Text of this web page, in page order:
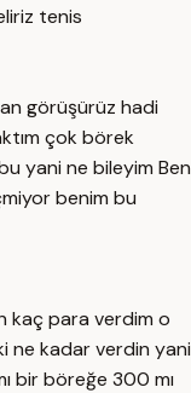
tenis
görüşürüz hadi
çok börek
yani ne bileyim Ben
benim bu
kaç para verdim o
ne kadar verdin yani
bir böreğe 300 mı